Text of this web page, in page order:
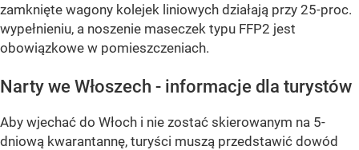
zamknięte wagony kolejek liniowych działają przy 25-proc.
wypełnieniu, a noszenie maseczek typu FFP2 jest
obowiązkowe w pomieszczeniach.
Narty we Włoszech - informacje dla turystów
Aby wjechać do Włoch i nie zostać skierowanym na 5-
dniową kwarantannę, turyści muszą przedstawić dowód